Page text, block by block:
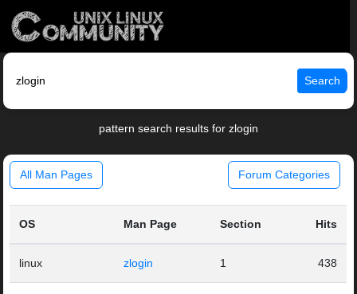
Search
pattern search results for zlogin
All Man Pages Forum Categories
OS Man Page Section Hits
linux zlogin 1 438